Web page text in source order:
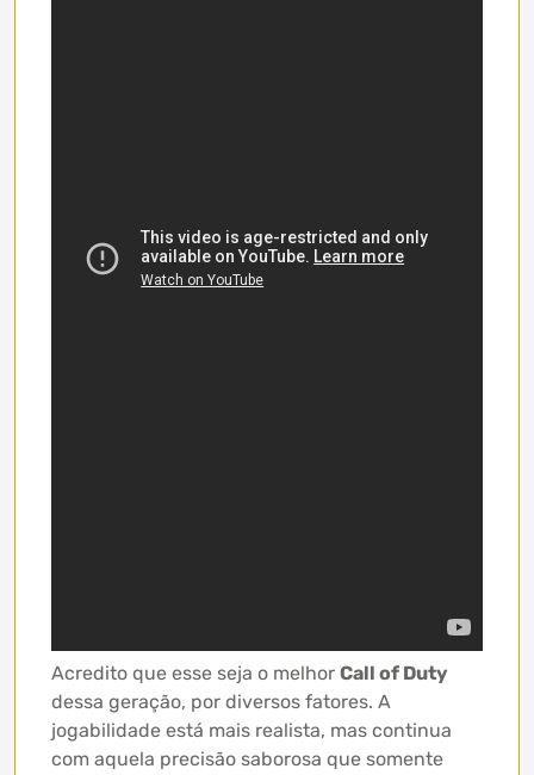
Acredito que esse seja o melhor Call of Duty
dessa geração, por diversos fatores. A
jogabilidade está mais realista, mas continua
com aquela precisão saborosa que somente